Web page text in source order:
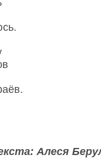
Алеся